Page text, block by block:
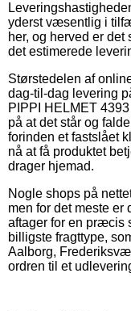
yderst væsentlig i
her, og herved er
det estimerede
Størstedelen af
dag-til-dag levering
PIPPI HELMET
på at det står og
forinden et fastslået
nå at få produktet
drager hjemad.
Nogle shops på
men for det meste
aftager for en præcis
billigste fragttype,
Aalborg,
ordren til et